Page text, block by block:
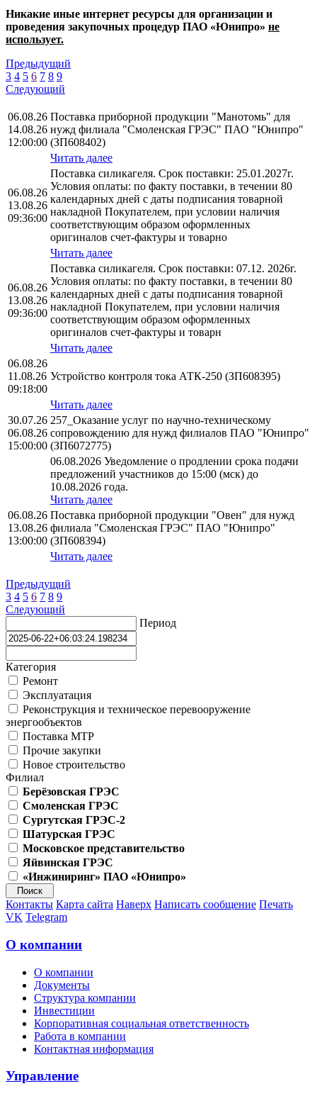
Никакие иные интернет ресурсы для организации и
проведения закупочных процедур ПАО «Юнипро» не
использует.
Предыдущий
3 4 5 6 7 8 9
Следующий
06.08.26
14.08.26
12:00:00
Поставка приборной продукции "Манотомь" для
нужд филиала "Смоленская ГРЭС" ПАО "Юнипро"
(ЗП608402)
Читать далее
06.08.26
13.08.26
09:36:00
Поставка силикагеля. Срок поставки: 25.01.2027г.
Условия оплаты: по факту поставки, в течении 80
календарных дней с даты подписания товарной
накладной Покупателем, при условии наличия
соответствующим образом оформленных
оригиналов счет-фактуры и товарно
Читать далее
06.08.26
13.08.26
09:36:00
Поставка силикагеля. Срок поставки: 07.12. 2026г.
Условия оплаты: по факту поставки, в течении 80
календарных дней с даты подписания товарной
накладной Покупателем, при условии наличия
соответствующим образом оформленных
оригиналов счет-фактуры и товарн
Читать далее
06.08.26
11.08.26
09:18:00
Устройство контроля тока АТК-250 (ЗП608395)
Читать далее
30.07.26
06.08.26
15:00:00
257_Оказание услуг по научно-техническому
сопровождению для нужд филиалов ПАО "Юнипро"
(ЗП6072775)
06.08.2026 Уведомление о продлении срока подачи
предложений участников до 15:00 (мск) до
10.08.2026 года.
Читать далее
06.08.26
13.08.26
13:00:00
Поставка приборной продукции "Овен" для нужд
филиала "Смоленская ГРЭС" ПАО "Юнипро"
(ЗП608394)
Читать далее
Предыдущий
3 4 5 6 7 8 9
Следующий
Период
Категория
Ремонт
Эксплуатация
Реконструкция и техническое перевооружение
энергообъектов
Поставка МТР
Прочие закупки
Новое строительство
Филиал
Берёзовская ГРЭС
Смоленская ГРЭС
Сургутская ГРЭС-2
Шатурская ГРЭС
Московское представительство
Яйвинская ГРЭС
«Инжиниринг» ПАО «Юнипро»
Контакты Карта сайта Наверх Написать сообщение Печать
VK Telegram
О компании
О компании
Документы
Структура компании
Инвестиции
Корпоративная социальная ответственность
Работа в компании
Контактная информация
Управление